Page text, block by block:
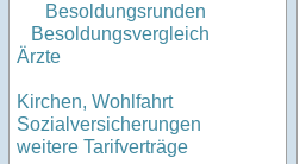
Besoldungsrunden
Besoldungsvergleich
Ärzte
Kirchen, Wohlfahrt
Sozialversicherungen
weitere Tarifverträge